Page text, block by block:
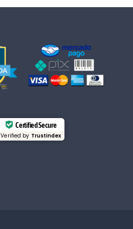
Certified Secure
Verified by Trustindex